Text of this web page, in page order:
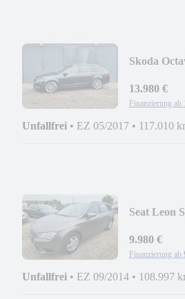
Skoda
13.980 €
Finanzierung ab
Unfallfrei • EZ 05/2017 • 117.010
Seat Leon
9.980 €
Finanzierung ab
Unfallfrei • EZ 09/2014 • 108.997